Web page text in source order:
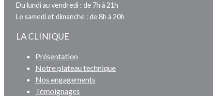
Du lundi au vendredi : de 7h à 21h
Le samedi et dimanche : de 8h à 20h
LA CLINIQUE
Présentation
Notre plateau technique
Nos engagements
Témoignages